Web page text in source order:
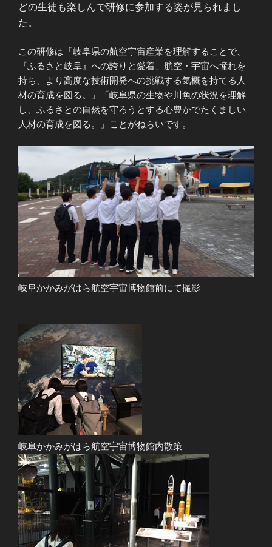
どの生徒も楽しんで研修に参加する姿が見られまし
た。
この研修は「岐阜県の航空宇宙産業を理解することで、
『ふるさと岐阜』への誇りと愛着、航空・宇宙へ憧れを
持ち、より高度な技術開発への挑戦する気概を持てる人
材の育成を図る。」「岐阜県の生物や川魚の状況を理解
し、ふるさとの自然を守ろうとする心豊かでたくましい
人材の育成を図る。」ことがねらいです。
岐阜かかみがはら航空宇宙博物館前にて撮影
岐阜かかみがはら航空宇宙博物館内散策